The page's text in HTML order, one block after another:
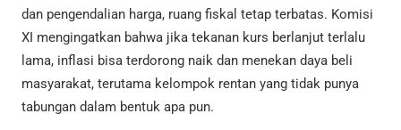
dan pengendalian harga, ruang fiskal tetap terbatas. Komisi
XI mengingatkan bahwa jika tekanan kurs berlanjut terlalu
lama, inflasi bisa terdorong naik dan menekan daya beli
masyarakat, terutama kelompok rentan yang tidak punya
tabungan dalam bentuk apa pun.